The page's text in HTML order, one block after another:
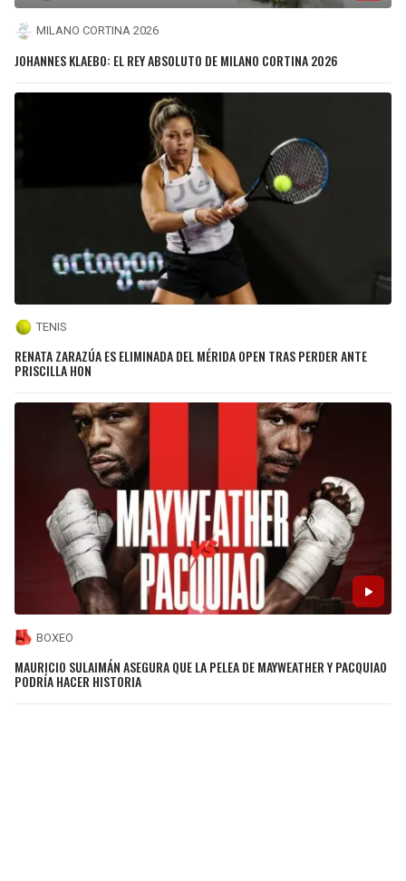
MILANO CORTINA 2026
JOHANNES KLAEBO: EL REY ABSOLUTO DE MILANO CORTINA 2026
TENIS
RENATA ZARAZÚA ES ELIMINADA DEL MÉRIDA OPEN TRAS PERDER ANTE
PRISCILLA HON
BOXEO
MAURICIO SULAIMÁN ASEGURA QUE LA PELEA DE MAYWEATHER Y PACQUIAO
PODRÍA HACER HISTORIA